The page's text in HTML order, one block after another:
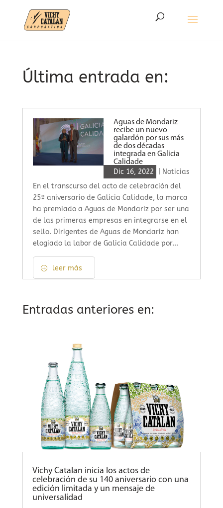
Última entrada en:
Aguas de Mondariz
recibe un nuevo
galardón por sus más
de dos décadas
integrada en Galicia
Calidade
Dic 16, 2022
Noticias
En el transcurso del acto de celebración del
25º aniversario de Galicia Calidade, la marca
ha premiado a Aguas de Mondariz por ser una
de las primeras empresas en integrarse en el
sello. Dirigentes de Aguas de Mondariz han
elogiado la labor de Galicia Calidade por...
leer más
Entradas anteriores en:
Vichy Catalan inicia los actos de
celebración de su 140 aniversario con una
edición limitada y un mensaje de
universalidad